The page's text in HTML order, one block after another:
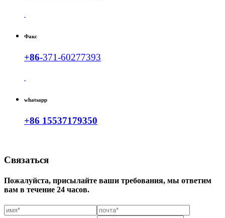
Факс
+86-371-60277393
whatsapp
+86 15537179350
Связаться
Пожалуйста, присылайте ваши требования, мы ответим
вам в течение 24 часов.